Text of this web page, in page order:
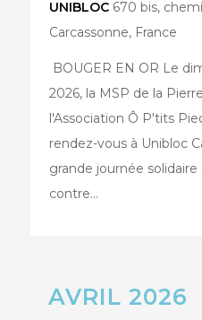
UNIBLOC670 bis,
Carcassonne, France
BOUGER EN OR Le
2026, la MSP de la
l'Association Ô P'tits
rendez-vous à Unibloc
grande journée
contre…
AVRIL 2026